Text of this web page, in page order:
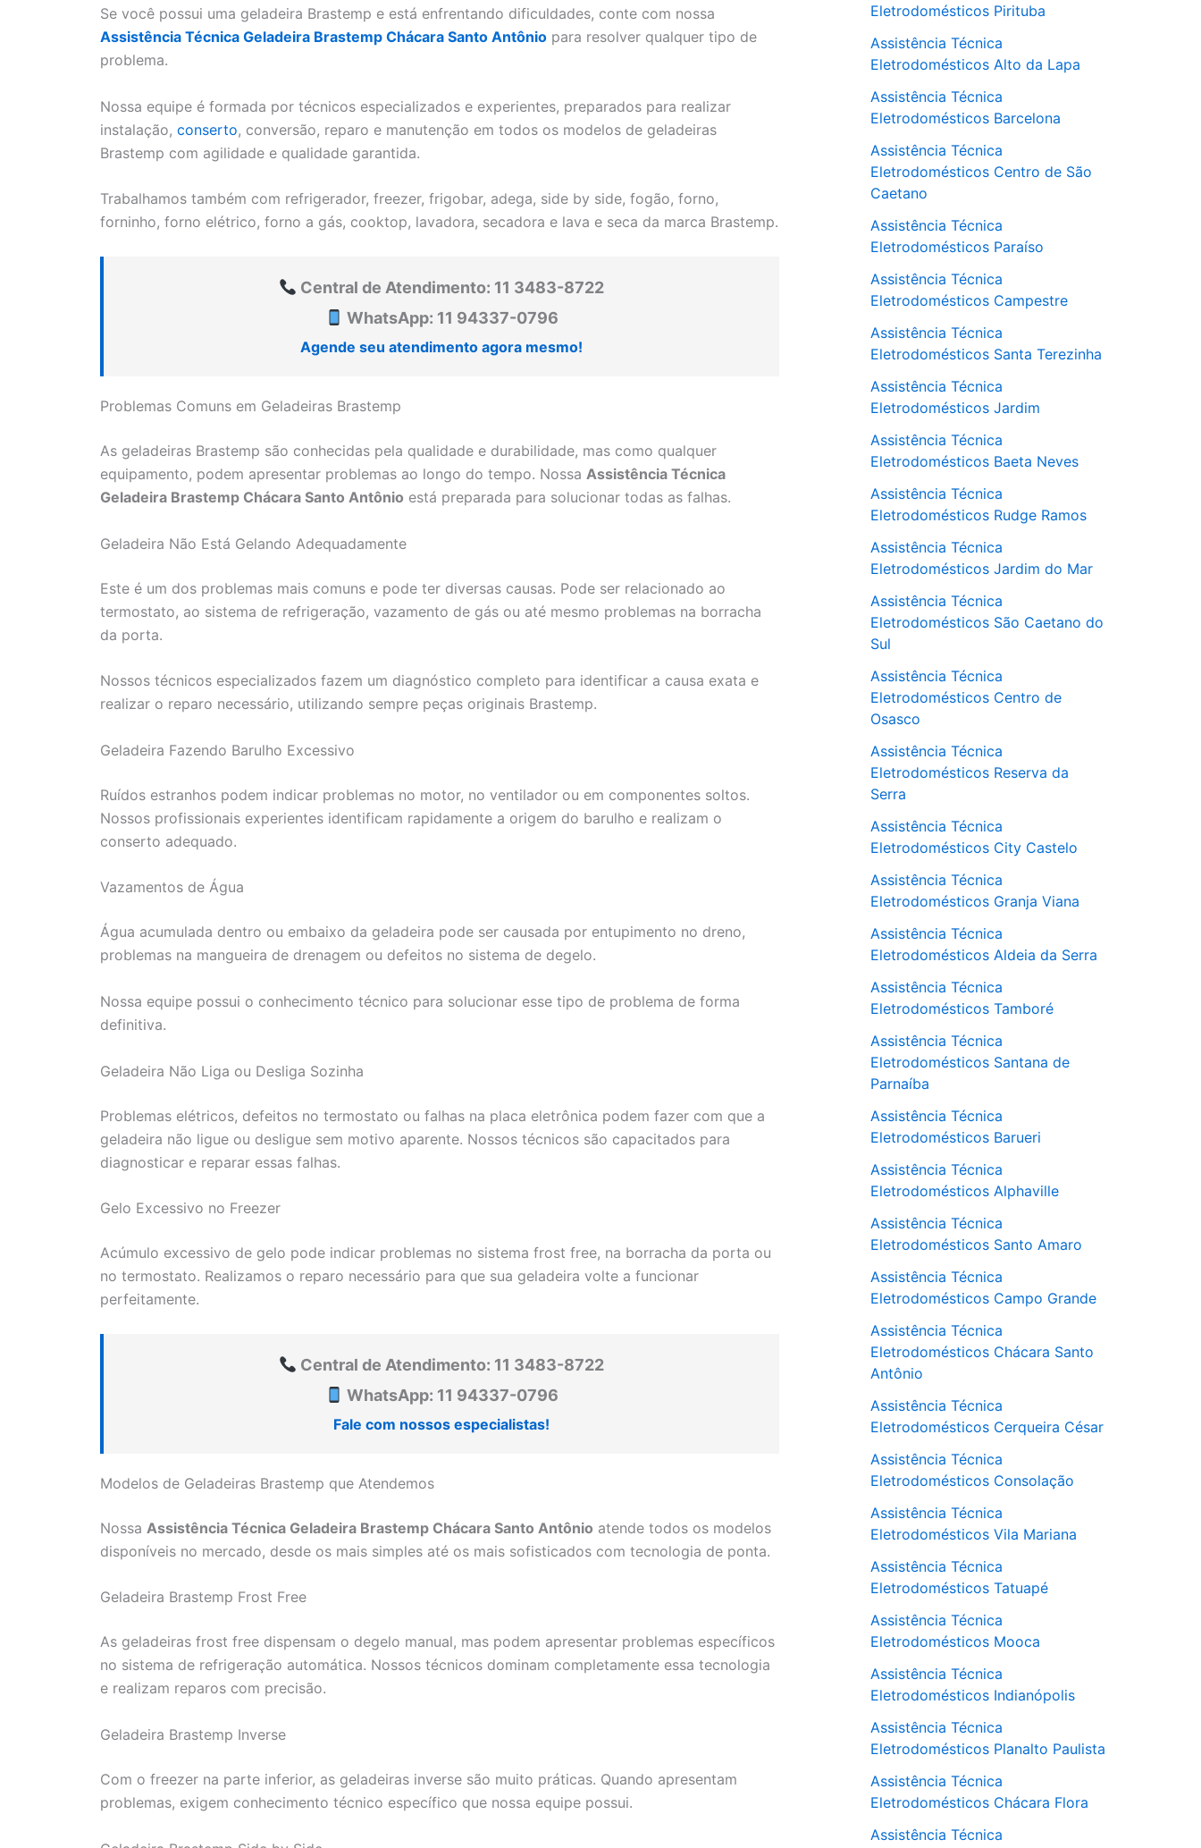
Se você possui uma geladeira Brastemp e está enfrentando dificuldades, conte com nossa
Assistência Técnica Geladeira Brastemp Chácara Santo Antônio para resolver qualquer tipo de
problema.
Nossa equipe é formada por técnicos especializados e experientes, preparados para realizar
instalação, conserto, conversão, reparo e manutenção em todos os modelos de geladeiras
Brastemp com agilidade e qualidade garantida.
Trabalhamos também com refrigerador, freezer, frigobar, adega, side by side, fogão, forno,
forninho, forno elétrico, forno a gás, cooktop, lavadora, secadora e lava e seca da marca Brastemp.
Central de Atendimento: 11 3483-8722
WhatsApp: 11 94337-0796
Agende seu atendimento agora mesmo!
Problemas Comuns em Geladeiras Brastemp
As geladeiras Brastemp são conhecidas pela qualidade e durabilidade, mas como qualquer
equipamento, podem apresentar problemas ao longo do tempo. Nossa Assistência Técnica
Geladeira Brastemp Chácara Santo Antônio está preparada para solucionar todas as falhas.
Geladeira Não Está Gelando Adequadamente
Este é um dos problemas mais comuns e pode ter diversas causas. Pode ser relacionado ao
termostato, ao sistema de refrigeração, vazamento de gás ou até mesmo problemas na borracha
da porta.
Nossos técnicos especializados fazem um diagnóstico completo para identificar a causa exata e
realizar o reparo necessário, utilizando sempre peças originais Brastemp.
Geladeira Fazendo Barulho Excessivo
Ruídos estranhos podem indicar problemas no motor, no ventilador ou em componentes soltos.
Nossos profissionais experientes identificam rapidamente a origem do barulho e realizam o
conserto adequado.
Vazamentos de Água
Água acumulada dentro ou embaixo da geladeira pode ser causada por entupimento no dreno,
problemas na mangueira de drenagem ou defeitos no sistema de degelo.
Nossa equipe possui o conhecimento técnico para solucionar esse tipo de problema de forma
definitiva.
Geladeira Não Liga ou Desliga Sozinha
Problemas elétricos, defeitos no termostato ou falhas na placa eletrônica podem fazer com que a
geladeira não ligue ou desligue sem motivo aparente. Nossos técnicos são capacitados para
diagnosticar e reparar essas falhas.
Gelo Excessivo no Freezer
Acúmulo excessivo de gelo pode indicar problemas no sistema frost free, na borracha da porta ou
no termostato. Realizamos o reparo necessário para que sua geladeira volte a funcionar
perfeitamente.
Central de Atendimento: 11 3483-8722
WhatsApp: 11 94337-0796
Fale com nossos especialistas!
Modelos de Geladeiras Brastemp que Atendemos
Nossa Assistência Técnica Geladeira Brastemp Chácara Santo Antônio atende todos os modelos
disponíveis no mercado, desde os mais simples até os mais sofisticados com tecnologia de ponta.
Geladeira Brastemp Frost Free
As geladeiras frost free dispensam o degelo manual, mas podem apresentar problemas específicos
no sistema de refrigeração automática. Nossos técnicos dominam completamente essa tecnologia
e realizam reparos com precisão.
Geladeira Brastemp Inverse
Com o freezer na parte inferior, as geladeiras inverse são muito práticas. Quando apresentam
problemas, exigem conhecimento técnico específico que nossa equipe possui.
Eletrodomésticos Pirituba
Assistência Técnica
Eletrodomésticos Alto da Lapa
Assistência Técnica
Eletrodomésticos Barcelona
Assistência Técnica
Eletrodomésticos Centro de São
Caetano
Assistência Técnica
Eletrodomésticos Paraíso
Assistência Técnica
Eletrodomésticos Campestre
Assistência Técnica
Eletrodomésticos Santa Terezinha
Assistência Técnica
Eletrodomésticos Jardim
Assistência Técnica
Eletrodomésticos Baeta Neves
Assistência Técnica
Eletrodomésticos Rudge Ramos
Assistência Técnica
Eletrodomésticos Jardim do Mar
Assistência Técnica
Eletrodomésticos São Caetano do
Sul
Assistência Técnica
Eletrodomésticos Centro de
Osasco
Assistência Técnica
Eletrodomésticos Reserva da
Serra
Assistência Técnica
Eletrodomésticos City Castelo
Assistência Técnica
Eletrodomésticos Granja Viana
Assistência Técnica
Eletrodomésticos Aldeia da Serra
Assistência Técnica
Eletrodomésticos Tamboré
Assistência Técnica
Eletrodomésticos Santana de
Parnaíba
Assistência Técnica
Eletrodomésticos Barueri
Assistência Técnica
Eletrodomésticos Alphaville
Assistência Técnica
Eletrodomésticos Santo Amaro
Assistência Técnica
Eletrodomésticos Campo Grande
Assistência Técnica
Eletrodomésticos Chácara Santo
Antônio
Assistência Técnica
Eletrodomésticos Cerqueira César
Assistência Técnica
Eletrodomésticos Consolação
Assistência Técnica
Eletrodomésticos Vila Mariana
Assistência Técnica
Eletrodomésticos Tatuapé
Assistência Técnica
Eletrodomésticos Mooca
Assistência Técnica
Eletrodomésticos Indianópolis
Assistência Técnica
Eletrodomésticos Planalto Paulista
Assistência Técnica
Eletrodomésticos Chácara Flora
Assistência Técnica